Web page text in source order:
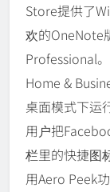
Store提供了
欢的OneNote
Professional
Home &
桌面模式下运
用户把
栏里的快捷图
用Aero Peek